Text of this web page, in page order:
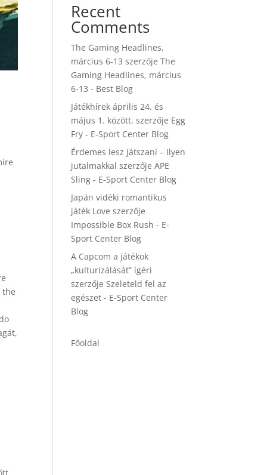
the
Recent
Comments
The Gaming Headlines,
március 6-13 szerzőjeThe
Gaming Headlines, március
6-13 - Best Blog
Játékhírek április 24. és
május 1. között, szerzője Egg
Fry - E-Sport Center Blog
Érdemes lesz játszani – Ilyen
jutalmakkal szerzőjeAPE
Sling - E-Sport Center Blog
Japán vidéki romantikus
játék Love szerzője
Impossible Box Rush - E-
Sport Center Blog
A Capcom a játékok
„kulturizálását” ígéri
szerzőjeSzeleteld fel az
egészet - E-Sport Center
Blog
Főoldal